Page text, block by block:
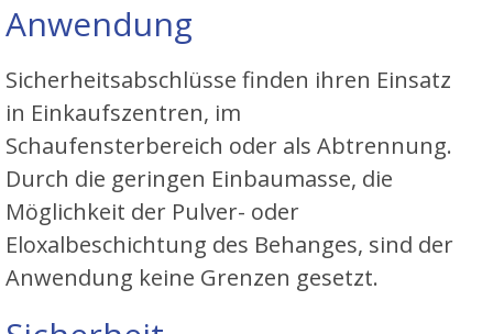
Anwendung
Sicherheitsabschlüsse finden ihren Einsatz
in Einkaufszentren, im
Schaufensterbereich oder als Abtrennung.
Durch die geringen Einbaumasse, die
Möglichkeit der Pulver- oder
Eloxalbeschichtung des Behanges, sind der
Anwendung keine Grenzen gesetzt.